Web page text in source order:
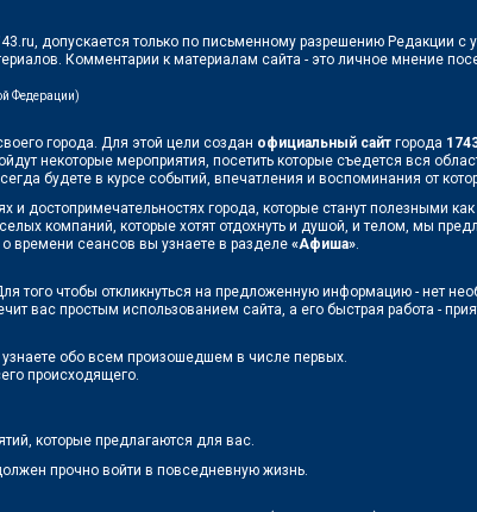
допускается только по письменному разрешению Редакции с
Комментарии к материалам сайта - это личное мнение
Федерации)
города. Для этой цели создан официальный сайт города
некоторые мероприятия, посетить которые съедется вся
будете в курсе событий, впечатления и воспоминания от
достопримечательностях города, которые станут полезными
компаний, которые хотят отдохнуть и душой, и телом, мы
времени сеансов вы узнаете в разделе «Афиша».
чтобы откликнуться на предложенную информацию - нет
вас простым использованием сайта, а его быстрая работа -
обо всем произошедшем в числе первых.
происходящего.
которые предлагаются для вас.
прочно войти в повседневную жизнь.